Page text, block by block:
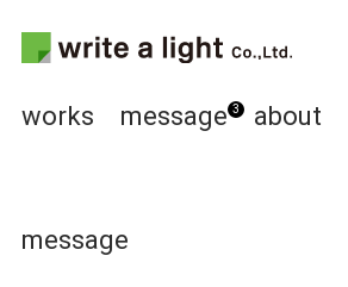
works message 3 about
message